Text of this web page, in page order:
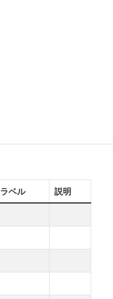
ラベル
説明